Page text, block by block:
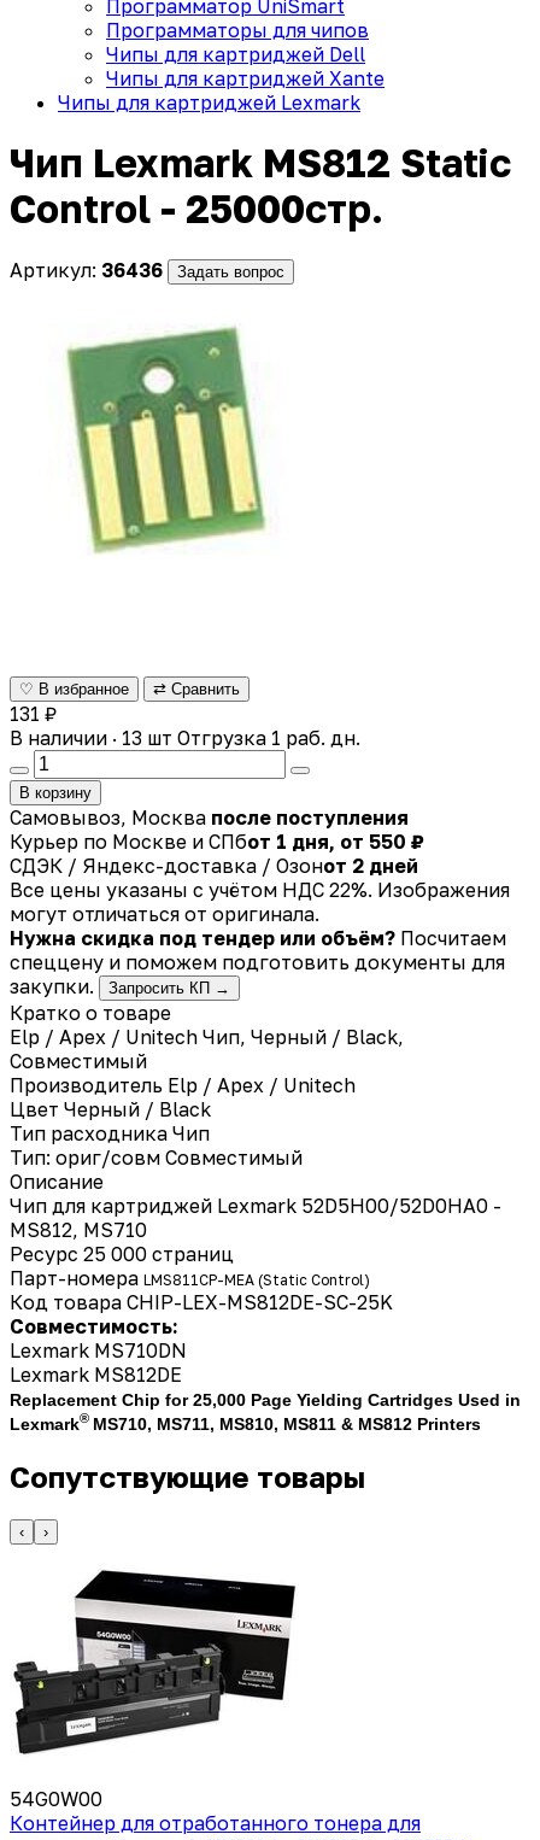
Программатор UniSmart
Программаторы для чипов
Чипы для картриджей Dell
Чипы для картриджей Xante
Чипы для картриджей Lexmark
Чип Lexmark MS812 Static
Control - 25000стр.
Артикул: 36436 Задать вопрос
♡ В избранное ⇄ Сравнить
131 ₽
В наличии · 13 шт Отгрузка 1 раб. дн.
В корзину
Самовывоз, Москва после поступления
Курьер по Москве и СПбот 1 дня, от 550 ₽
СДЭК / Яндекс-доставка / Озонот 2 дней
Все цены указаны с учётом НДС 22%. Изображения
могут отличаться от оригинала.
Нужна скидка под тендер или объём? Посчитаем
спеццену и поможем подготовить документы для
закупки.
Запросить КП →
Кратко о товаре
Elp / Apex / Unitech Чип, Черный / Black,
Совместимый
Производитель Elp / Apex / Unitech
Цвет Черный / Black
Тип расходника Чип
Тип: ориг/совм Совместимый
Описание
Чип для картриджей Lexmark 52D5H00/52D0HA0 -
MS812, MS710
Ресурс 25 000 страниц
Парт-номера LMS811CP-MEA (Static Control)
Код товара CHIP-LEX-MS812DE-SC-25K
Совместимость:
Lexmark MS710DN
Lexmark MS812DE
Replacement Chip for 25,000 Page Yielding Cartridges Used in
Lexmark® MS710, MS711, MS810, MS811 & MS812 Printers
Сопутствующие товары
‹ ›
54G0W00
Контейнер для отработанного тонера для